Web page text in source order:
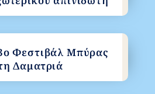
Φεστιβάλ Μπύρας
Δαματριά